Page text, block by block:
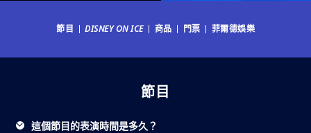
節目 DISNEY ON ICE 商品 門票 菲爾德娛樂
節目
這個節目的表演時間是多久？